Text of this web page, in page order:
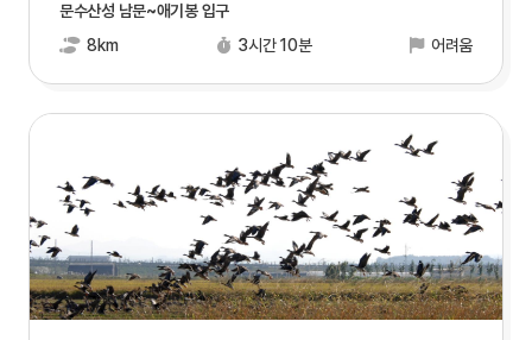
문수산성 남문~애기봉 입구
8km
3시간 10분 어려움